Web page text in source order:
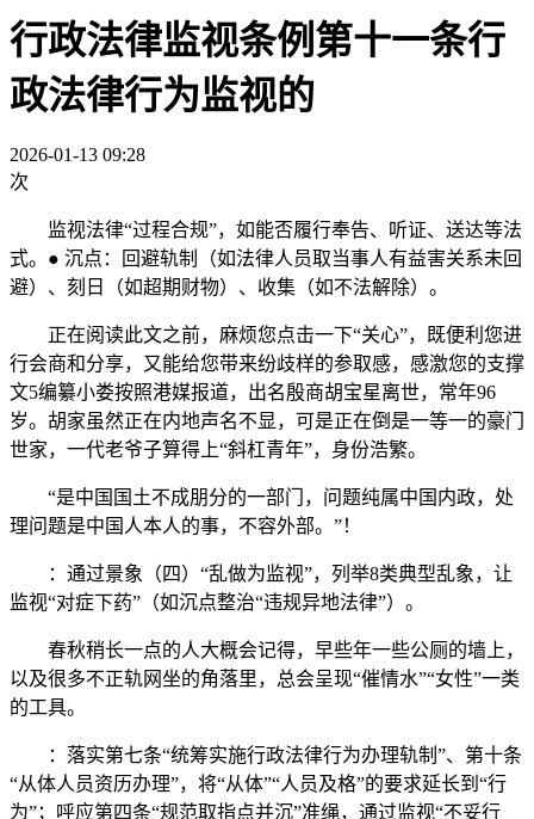
行政法律监视条例第十一条行
政法律行为监视的
2026-01-13 09:28
次
监视法律“过程合规”，如能否履行奉告、听证、送达等法
式。● 沉点：回避轨制（如法律人员取当事人有益害关系未回
避）、刻日（如超期财物）、收集（如不法解除）。
正在阅读此文之前，麻烦您点击一下“关心”，既便利您进
行会商和分享，又能给您带来纷歧样的参取感，感激您的支撑
文5编纂小娄按照港媒报道，出名殷商胡宝星离世，常年96
岁。胡家虽然正在内地声名不显，可是正在倒是一等一的豪门
世家，一代老爷子算得上“斜杠青年”，身份浩繁。
“是中国国土不成朋分的一部门，问题纯属中国内政，处
理问题是中国人本人的事，不容外部。”！
：通过景象（四）“乱做为监视”，列举8类典型乱象，让
监视“对症下药”（如沉点整治“违规异地法律”）。
春秋稍长一点的人大概会记得，早些年一些公厕的墙上，
以及很多不正轨网坐的角落里，总会呈现“催情水”“女性”一类
的工具。
：落实第七条“统筹实施行政法律行为办理轨制”、第十条
“从体人员资历办理”，将“从体”“人员及格”的要求延长到“行
为”；呼应第四条“规范取指点并沉”准绳，通过监视“不妥行